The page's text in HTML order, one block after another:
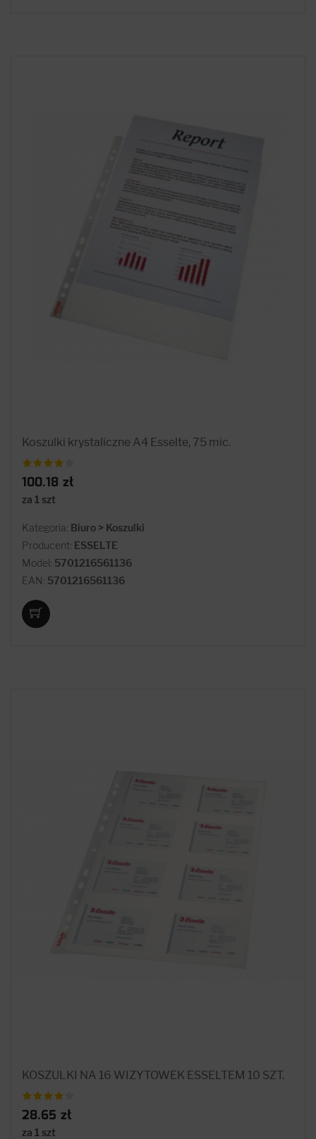
Koszulki krystaliczne A4 Esselte, 75 mic.
100.18 zł
za 1 szt
Kategoria: Biuro > Koszulki
Producent: ESSELTE
Model: 5701216561136
EAN: 5701216561136
KOSZULKI NA 16 WIZYTOWEK ESSELTEM 10 SZT.
28.65 zł
za 1 szt